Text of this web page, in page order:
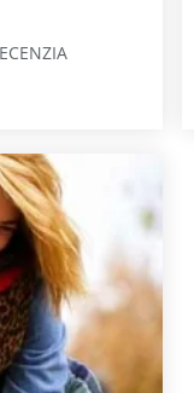
sunt cei
ca...